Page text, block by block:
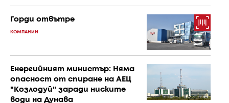
Горди отвътре
КОМПАНИИ
Енергийният министър: Няма
опасност от спиране на АЕЦ
"Козлодуй" заради ниските
води на Дунава